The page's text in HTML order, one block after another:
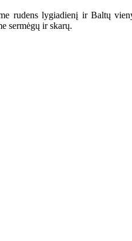
rudens lygiadienį ir Baltų
sermėgų ir skarų.